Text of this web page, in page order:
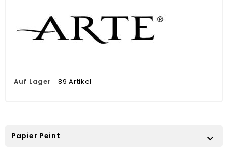
Auf Lager 89 Artikel
Papier Peint 